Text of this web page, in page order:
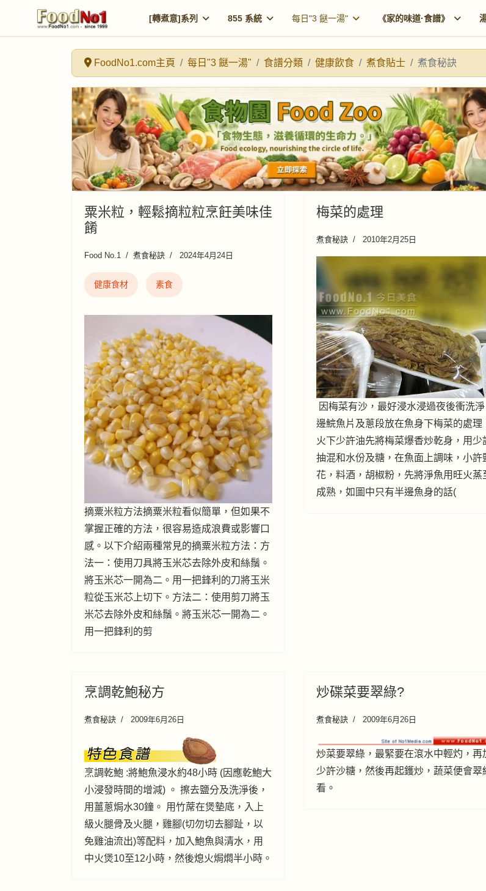
[轉煮意]系列 855 系統 每日"3 餸一湯" 《家的味道·食譜》
FoodNo1.com主頁 每日"3 餸一湯" 食譜分類 健康飲食 煮食貼士 煮食秘訣
粟米粒，輕鬆摘粒粒烹飪美味佳
餚
Food No.1 煮食秘訣 2024年4月24日
健康食材 素食
摘粟米粒方法摘粟米粒看似簡單，但如果不
掌握正確的方法，很容易造成浪費或影響口
感。以下介紹兩種常見的摘粟米粒方法：方
法一：使用刀具將玉米芯去除外皮和絲鬚。
將玉米芯一開為二。用一把鋒利的刀將玉米
粒從玉米芯上切下。方法二：使用剪刀將玉
米芯去除外皮和絲鬚。將玉米芯一開為二。
用一把鋒利的剪
梅菜的處理
煮食秘訣 2010年2月25日
因梅菜有沙，最好浸水浸過夜後衝洗
邊鯇魚片及蔥段放在魚身下梅菜的處理
火下少許油先將梅菜爆香炒乾身，用少
抽混和水份及糖，在魚面上調味，小許
花，料酒，胡椒粉，先將淨魚用旺火蒸
成熟，如圖中只有半邊魚身的話(
烹調乾鮑秘方
煮食秘訣 2009年6月26日
烹調乾鮑 :將鮑魚浸水約48小時 (因應乾鮑大
小浸發時間的增減) 。 擦去鹽分及洗淨後，
用薑蔥焗水30鐘。 用竹蓆在煲墊底，入上
級火腿骨及火腿，雞腳(切勿切去腳趾，以
免雞油流出)等配料，加入鮑魚與清水，用
中火煲10至12小時，然後熄火焗燜半小時。
炒碟菜要翠綠?
煮食秘訣 2009年6月26日
炒菜要翠綠，最緊要在滾水中輕灼，再
少許沙糖，然後再起鑊炒，蔬菜便會翠
看。